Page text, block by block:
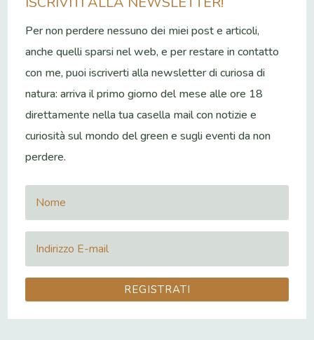
Per non perdere nessuno dei miei post e articoli,
anche quelli sparsi nel web, e per restare in contatto
con me, puoi iscriverti alla newsletter di curiosa di
natura: arriva il primo giorno del mese alle ore 18
direttamente nella tua casella mail con notizie e
curiosità sul mondo del green e sugli eventi da non
perdere.
REGISTRATI